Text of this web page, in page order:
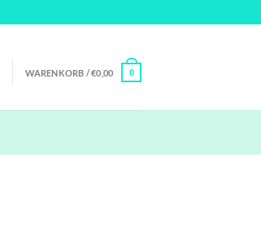
WARENKORB /€0,00 0